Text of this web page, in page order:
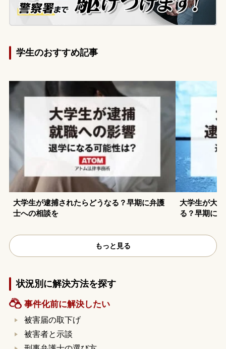
学生のおすすめ記事
大学生が逮捕されたらどうなる？早期に弁護
士への相談を
大学生が大
る？早期に
もっと見る
状況別に解決方法を探す
事件化前に解決したい
被害届の取下げ
被害者と示談